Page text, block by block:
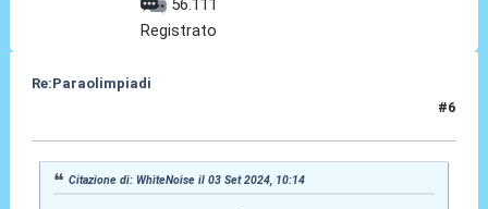
56.111
Registrato
Re:Paraolimpiadi
#6
Citazione di: WhiteNoise il 03 Set 2024, 10:14